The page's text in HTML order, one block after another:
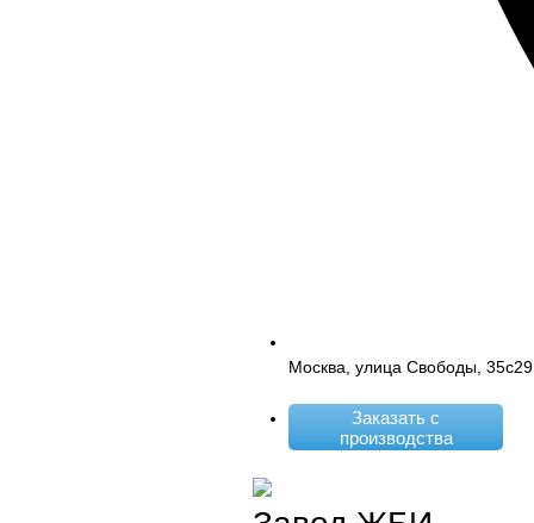
Москва, улица Свободы, 35с29
Заказать с
производства